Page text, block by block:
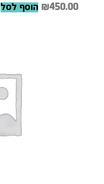
₪450.00 הוסף לסל